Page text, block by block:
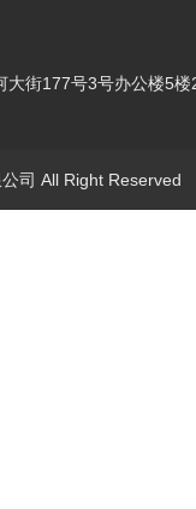
大街177号3号办公楼5楼
公司 All Right